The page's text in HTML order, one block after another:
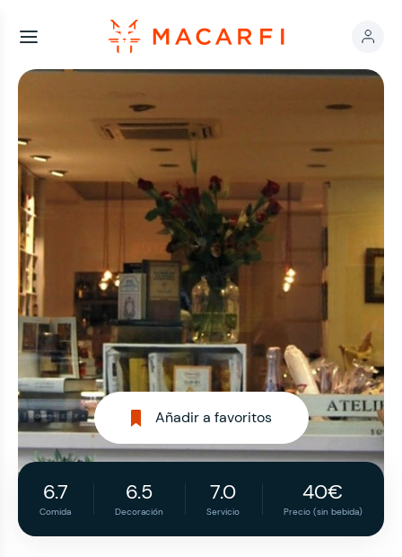
Añadir a favoritos
6.7
Comida
6.5
Decoración
7.0
Servicio
40€
Precio (sin bebida)